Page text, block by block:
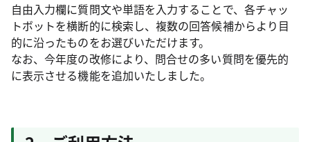
自由入力欄に質問文や単語を入力することで、各チャッ
トボットを横断的に検索し、複数の回答候補からより目
的に沿ったものをお選びいただけます。
なお、今年度の改修により、問合せの多い質問を優先的
に表示させる機能を追加いたしました。